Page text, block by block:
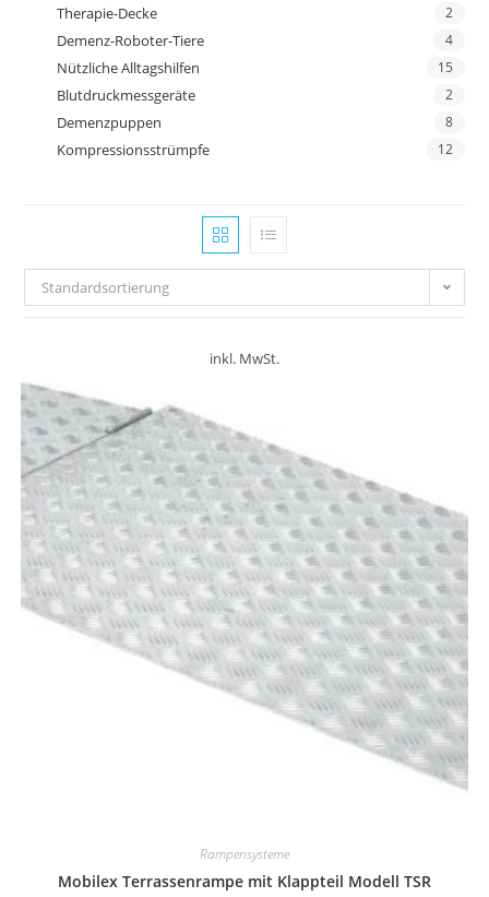
Therapie-Decke 2
Demenz-Roboter-Tiere 4
Nützliche Alltagshilfen 15
Blutdruckmessgeräte 2
Demenzpuppen 8
Kompressionsstrümpfe 12
Standardsortierung
inkl. MwSt.
Rampensysteme
Mobilex Terrassenrampe mit Klappteil Modell TSR